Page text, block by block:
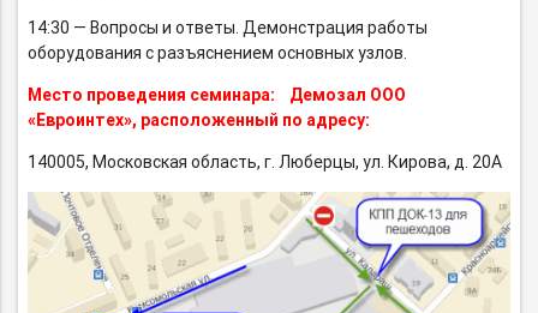
14:30 — Вопросы и ответы. Демонстрация работы
оборудования с разъяснением основных узлов.
Место проведения семинара: Демозал ООО
«Евроинтех», расположенный по адресу:
140005, Московская область, г. Люберцы, ул. Кирова, д. 20А